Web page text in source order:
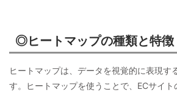
◎ヒートマップの種類と特徴
ヒートマップは、データを視覚的に表現す
す。ヒートマップを使うことで、ECサイ